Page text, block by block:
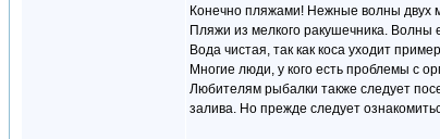
Конечно пляжами! Нежные волны двух
Пляжи из мелкого ракушечника. Волны
Вода чистая, так как коса уходит
Многие люди, у кого есть проблемы с
Любителям рыбалки также следует
залива. Но прежде следует